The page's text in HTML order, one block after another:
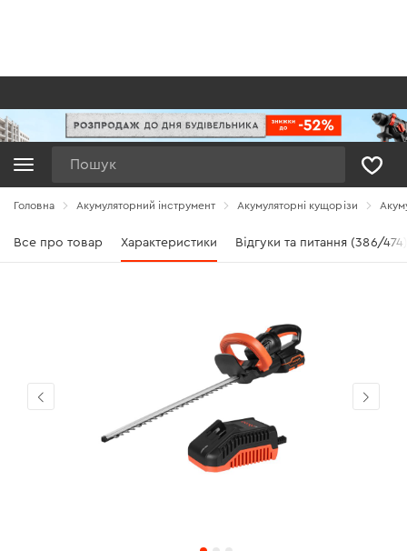
Головна Акумуляторний інструмент Акумуляторні кущорізи
Все про товар Характеристики Відгуки та питання (386/474)